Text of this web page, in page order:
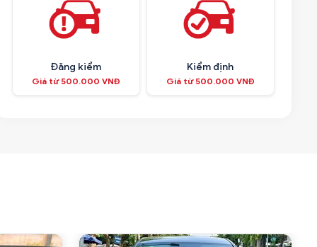
Đăng kiểm
Giá từ 500.000 VNĐ
Kiểm định
Giá từ 500.000 VNĐ